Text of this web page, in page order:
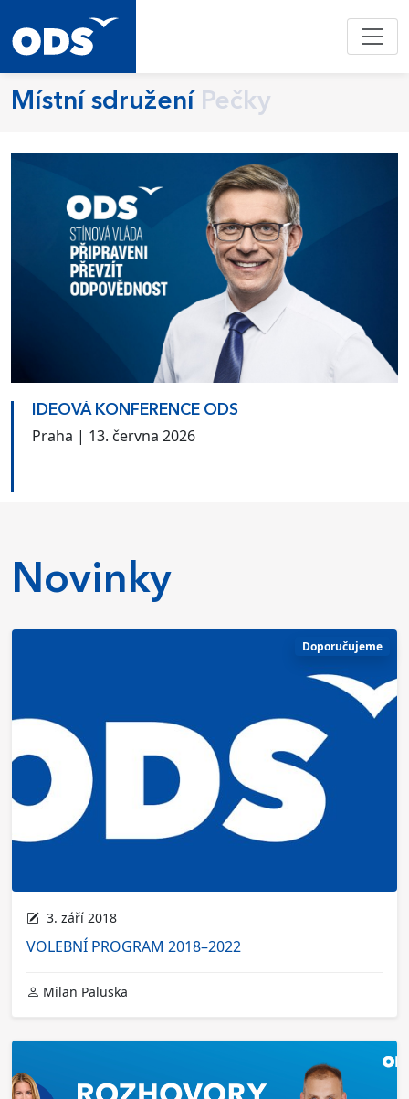
Místní sdružení Pečky
IDEOVÁ KONFERENCE ODS
Praha | 13. června 2026
Novinky
Doporučujeme
3. září 2018
VOLEBNÍ PROGRAM 2018–2022
Milan Paluska